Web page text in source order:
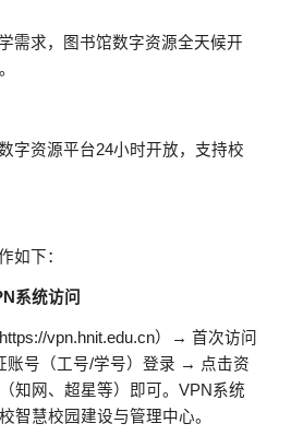
需求，图书馆数字资源全天候开
字资源平台24小时开放，支持校
如下：
系统访问
vpn.hnit.edu.cn）→ 首次访问
号（工号/学号）登录 → 点击资
知网、超星等）即可。VPN系统
智慧校园建设与管理中心。